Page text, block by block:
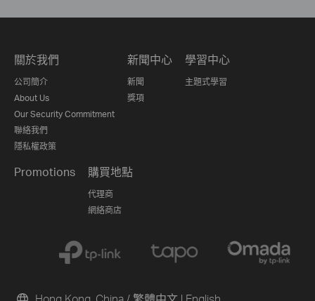
關於我們
公司簡介
About Us
Our Security Commitment
聯絡我們
隱私權政策
新聞中心
新聞
獎項
學習中心
主題式學習
Promotions 購買地點
代理商
網絡商店